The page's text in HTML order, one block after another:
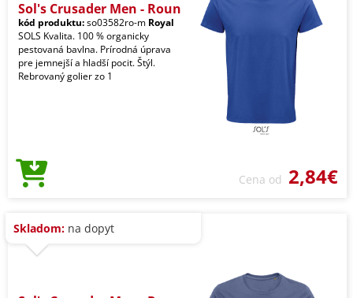
Sol's Crusader Men - Roun
kód produktu:so03582ro-m Royal
SOLS Kvalita. 100 % organicky
pestovaná bavlna. Prírodná úprava
pre jemnejší a hladší pocit. Štýl.
Rebrovaný golier zo 1
Cena od 2,84€
Skladom: na dopyt